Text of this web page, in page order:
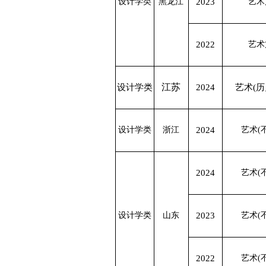
2022 艺
设计学类 江苏 2024 艺术(
设计学类 浙江 2024 艺术(
设计学类 山东
2024 艺术(
2023 艺术(
2022 艺术(